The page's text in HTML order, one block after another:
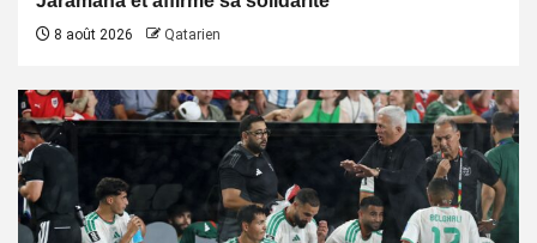
8 août 2026 Qatarien